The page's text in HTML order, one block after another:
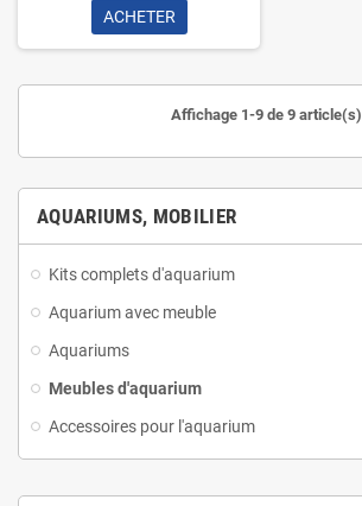
AQUARIUMS, MOBILIER
Kits complets d'aquarium
Aquarium avec meuble
Aquariums
Meubles d'aquarium
Accessoires pour l'aquarium
ACHETER
Affichage 1-9 de 9 article(s)